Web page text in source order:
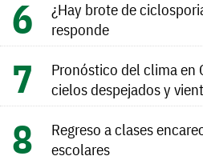
¿Hay brote de
responde
Pronóstico del clima en
cielos despejados y
Regreso a clases
escolares